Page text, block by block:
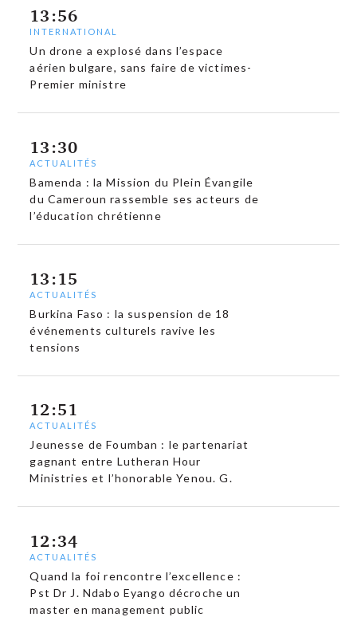
13:56
INTERNATIONAL
Un drone a explosé dans l’espace
aérien bulgare, sans faire de victimes-
Premier ministre
13:30
ACTUALITÉS
Bamenda : la Mission du Plein Évangile
du Cameroun rassemble ses acteurs de
l’éducation chrétienne
13:15
ACTUALITÉS
Burkina Faso : la suspension de 18
événements culturels ravive les
tensions
12:51
ACTUALITÉS
Jeunesse de Foumban : le partenariat
gagnant entre Lutheran Hour
Ministries et l’honorable Yenou. G.
12:34
ACTUALITÉS
Quand la foi rencontre l’excellence :
Pst Dr J. Ndabo Eyango décroche un
master en management public